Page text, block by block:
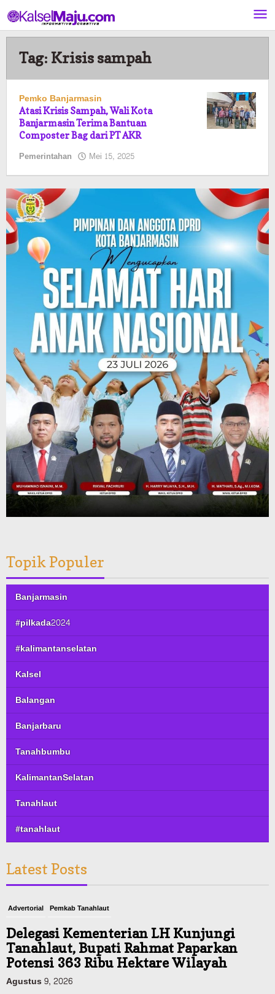
ke
konten
Tag: Krisis sampah
Pemko Banjarmasin
Atasi Krisis Sampah, Wali Kota
Banjarmasin Terima Bantuan
Composter Bag dari PT AKR
Pemerintahan Mei 15, 2025
Topik Populer
Banjarmasin
#pilkada2024
#kalimantanselatan
Kalsel
Balangan
Banjarbaru
Tanahbumbu
KalimantanSelatan
Tanahlaut
#tanahlaut
Latest Posts
Advertorial Pemkab Tanahlaut
Delegasi Kementerian LH Kunjungi
Tanahlaut, Bupati Rahmat Paparkan
Potensi 363 Ribu Hektare Wilayah
Agustus 9, 2026